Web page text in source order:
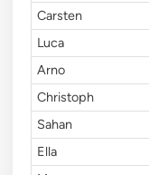
Carsten
Luca
Arno
Christoph
Sahan
Ella